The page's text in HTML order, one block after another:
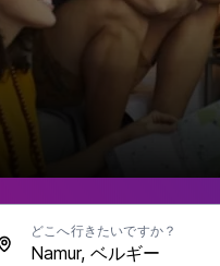
どこへ行きたいですか？